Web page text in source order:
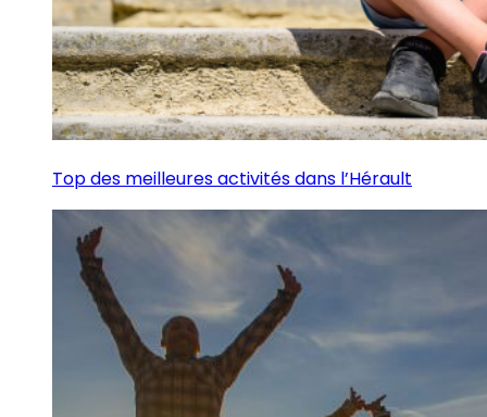
Top des meilleures activités dans l’Hérault